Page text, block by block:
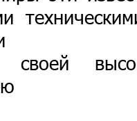
своей